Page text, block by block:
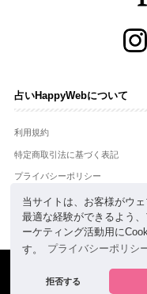
当サイトは、お客様がウ
最適な経験ができるよう
ーケティング活動用に
す。
プライバシーポリシ
拒否する
占いHappyWebについて
利用規約
特定商取引法に基づく表記
プライバシーポリシー
運営会社
お問合せ